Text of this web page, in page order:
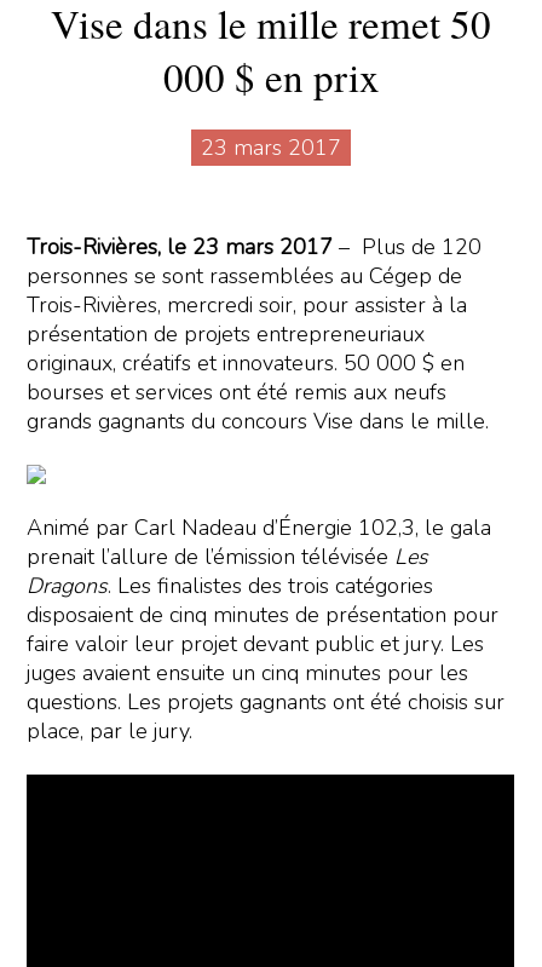
Vise dans le mille remet 50
000 $ en prix
23 mars 2017
Trois-Rivières, le 23 mars 2017– Plus de 120
personnes se sont rassemblées au Cégep de
Trois-Rivières, mercredi soir, pour assister à la
présentation de projets entrepreneuriaux
originaux, créatifs et innovateurs. 50 000 $ en
bourses et services ont été remis aux neufs
grands gagnants du concours Vise dans le mille.
Animé par Carl Nadeau d’Énergie 102,3, le gala
prenait l’allure de l’émission télévisée Les
Dragons. Les finalistes des trois catégories
disposaient de cinq minutes de présentation pour
faire valoir leur projet devant public et jury. Les
juges avaient ensuite un cinq minutes pour les
questions. Les projets gagnants ont été choisis sur
place, par le jury.